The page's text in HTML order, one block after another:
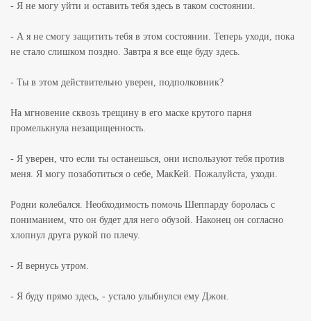
- Я не могу уйти и оставить тебя здесь в таком состоянии.
- А я не смогу защитить тебя в этом состоянии. Теперь уходи, пока
не стало слишком поздно. Завтра я все еще буду здесь.
- Ты в этом действительно уверен, подполковник?
На мгновение сквозь трещину в его маске крутого парня
промелькнула незащищенность.
- Я уверен, что если ты останешься, они используют тебя против
меня. Я могу позаботиться о себе, МакКей. Пожалуйста, уходи.
Родни колебался. Необходимость помочь Шеппарду боролась с
пониманием, что он будет для него обузой. Наконец он согласно
хлопнул друга рукой по плечу.
- Я вернусь утром.
- Я буду прямо здесь, - устало улыбнулся ему Джон.